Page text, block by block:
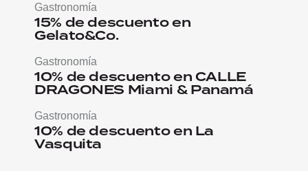
Gastronomía
15% de descuento en
Gelato&Co.
Gastronomía
10% de descuento en CALLE
DRAGONES Miami & Panamá
Gastronomía
10% de descuento en La
Vasquita